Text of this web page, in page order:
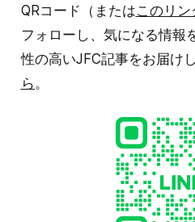
QRコード（またはこのリン
フォローし、気になる情報
性の高いJFC記事をお届け
ら。